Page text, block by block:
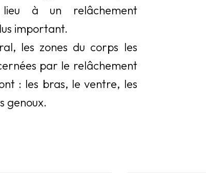
à un relâchement
important.
les zones du corps les
par le relâchement
: les bras, le ventre, les
genoux.